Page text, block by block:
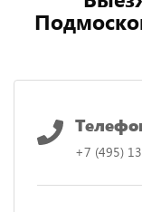
+7 (495)